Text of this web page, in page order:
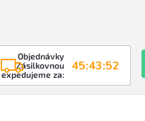
Objednávky
Zásilkovnou
expedujeme za:
45:43:52